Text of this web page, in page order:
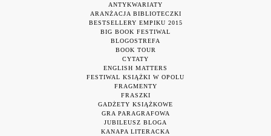
ANTYKWARIATY
ARANŻACJA BIBLIOTECZKI
BESTSELLERY EMPIKU 2015
BIG BOOK FESTIWAL
BLOGOSTREFA
BOOK TOUR
CYTATY
ENGLISH MATTERS
FESTIWAL KSIĄŻKI W OPOLU
FRAGMENTY
FRASZKI
GADŻETY KSIĄŻKOWE
GRA PARAGRAFOWA
JUBILEUSZ BLOGA
KANAPA LITERACKA